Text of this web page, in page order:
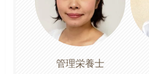
管理栄養士